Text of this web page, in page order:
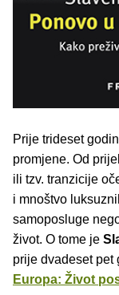
Prije trideset
promjene. Od
ili tzv. tranzicije
i mnoštvo
samoposluge
život. O tome je
prije dvadeset pet
Europa: Život